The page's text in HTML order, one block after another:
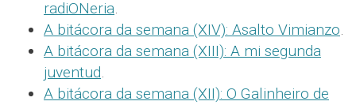
radiONeria.
A bitácora da semana (XIV): Asalto Vimianzo.
A bitácora da semana (XIII): A mi segunda
juventud.
A bitácora da semana (XII): O Galinheiro de